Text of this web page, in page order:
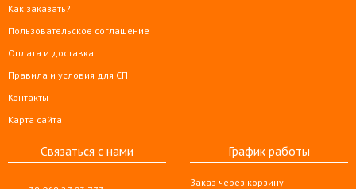
Как заказать?
Пользовательское соглашение
Оплата и доставка
Правила и условия для СП
Контакты
Карта сайта
Связаться с нами График работы
Заказ через корзину